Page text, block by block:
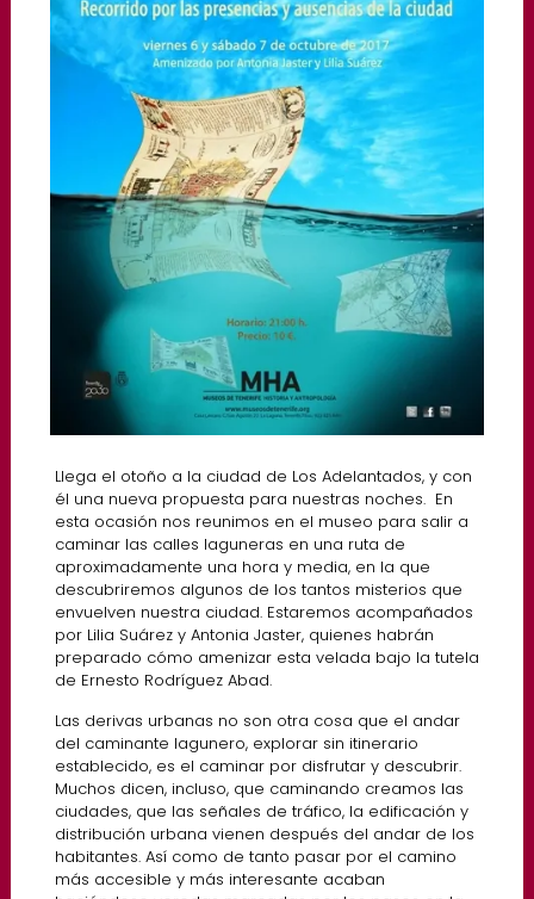
Llega el otoño a la ciudad de Los Adelantados, y con
él una nueva propuesta para nuestras noches. En
esta ocasión nos reunimos en el museo para salir a
caminar las calles laguneras en una ruta de
aproximadamente una hora y media, en la que
descubriremos algunos de los tantos misterios que
envuelven nuestra ciudad. Estaremos acompañados
por Lilia Suárez y Antonia Jaster, quienes habrán
preparado cómo amenizar esta velada bajo la tutela
de Ernesto Rodríguez Abad.
Las derivas urbanas no son otra cosa que el andar
del caminante lagunero, explorar sin itinerario
establecido, es el caminar por disfrutar y descubrir.
Muchos dicen, incluso, que caminando creamos las
ciudades, que las señales de tráfico, la edificación y
distribución urbana vienen después del andar de los
habitantes. Así como de tanto pasar por el camino
más accesible y más interesante acaban